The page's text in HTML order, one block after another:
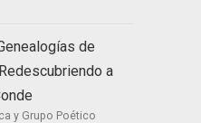
de
a
y Grupo Poético